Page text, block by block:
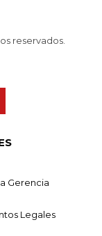
reservados.
Gerencia
Legales